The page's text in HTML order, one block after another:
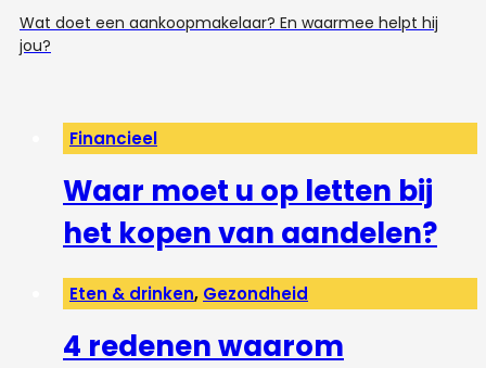
Wat doet een aankoopmakelaar? En waarmee helpt hij
jou?
Financieel
Waar moet u op letten bij
het kopen van aandelen?
Eten & drinken, Gezondheid
4 redenen waarom